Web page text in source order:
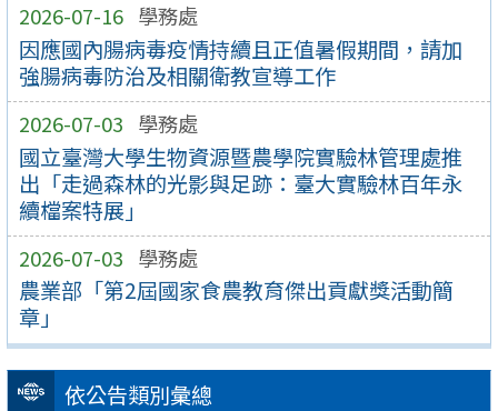
2026-07-16 學務處
因應國內腸病毒疫情持續且正值暑假期間，請加
強腸病毒防治及相關衛教宣導工作
2026-07-03 學務處
國立臺灣大學生物資源暨農學院實驗林管理處推
出「走過森林的光影與足跡：臺大實驗林百年永
續檔案特展」
2026-07-03 學務處
農業部「第2屆國家食農教育傑出貢獻獎活動簡
章」
依公告類別彙總